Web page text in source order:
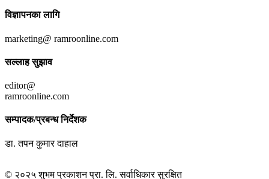
विज्ञापनका लागि
marketing@ ramroonline.com
सल्लाह सुझाव
editor@
ramroonline.com
सम्पादक/प्रबन्ध निर्देशक
डा. तपन कुमार दाहाल
© २०२५ शुभम प्रकाशन प्रा. लि. सर्वाधिकार सुरक्षित